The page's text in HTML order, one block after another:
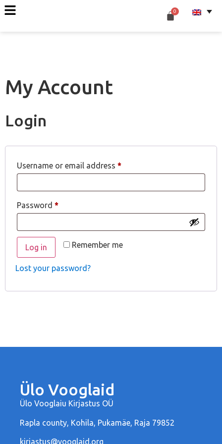
My Account
Login
Username or email address *
Password *
Remember me
Log in
Lost your password?
Ülo Vooglaid
Ülo Vooglaiu Kirjastus OÜ
Rapla county, Kohila, Pukamäe, Raja 79852
kirjastus@vooglaid.org